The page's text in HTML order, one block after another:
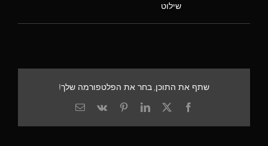
שילוט
שתף את התוכן, בחר את הפלטפורמה שלך!
Facebook
X
LinkedIn
Pinterest
Vk
כתובת
אלקטרוני